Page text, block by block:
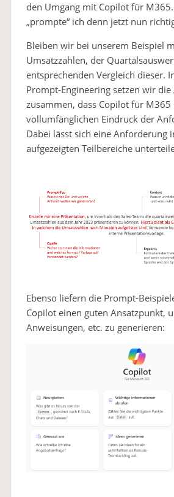
den Umgang mit Copilot für
„prompte“ ich denn jetzt nun
Bleiben wir bei unserem Beispiel
Umsatzzahlen, der
entsprechenden Vergleich dieser.
Prompt-Engineering setzen wir die
zusammen, dass Copilot für
vollumfänglichen Eindruck der
Dabei lässt sich eine Anforderung
aufgezeigten Teilbereiche
Ebenso liefern die Prompt-
Copilot einen guten Ansatzpunkt,
Anweisungen, etc. zu generieren: